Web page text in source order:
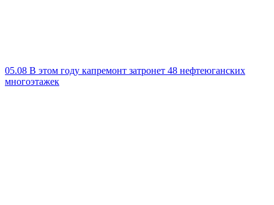
05.08 В этом году капремонт затронет 48 нефтеюганских
многоэтажек